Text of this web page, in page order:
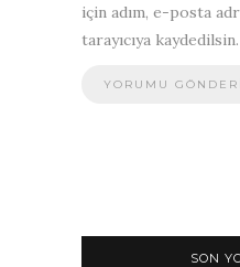
için adım, e-posta
tarayıcıya kaydedilsin.
SON